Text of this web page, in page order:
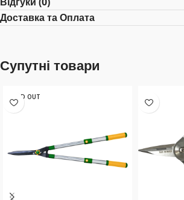
Доставка та Оплата
Супутні товари
SOLD OUT